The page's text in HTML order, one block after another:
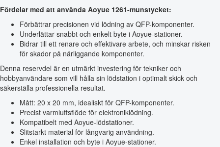
Fördelar med att använda Aoyue 1261-munstycket:
Förbättrar precisionen vid lödning av QFP-komponenter.
Underlättar snabbt och enkelt byte i Aoyue-stationer.
Bidrar till ett renare och effektivare arbete, och minskar risken
för skador på närliggande komponenter.
Denna reservdel är en utmärkt investering för tekniker och
hobbyanvändare som vill hålla sin lödstation i optimalt skick och
säkerställa professionella resultat.
Mått: 20 x 20 mm, idealiskt för QFP-komponenter.
Precist varmluftsflöde för elektroniklödning.
Kompatibelt med Aoyue-lödstationer.
Slitstarkt material för långvarig användning.
Enkel installation och byte i Aoyue-stationer.